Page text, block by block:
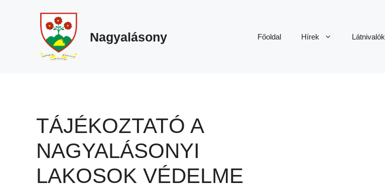
Nagyalásony Főoldal Hírek Látnivalók
TÁJÉKOZTATÓ A
NAGYALÁSONYI
LAKOSOK VÉDELME